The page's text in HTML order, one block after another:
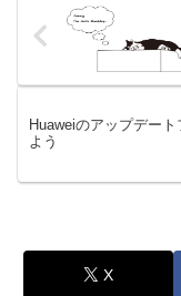
Huaweiのアップデー
よう
X